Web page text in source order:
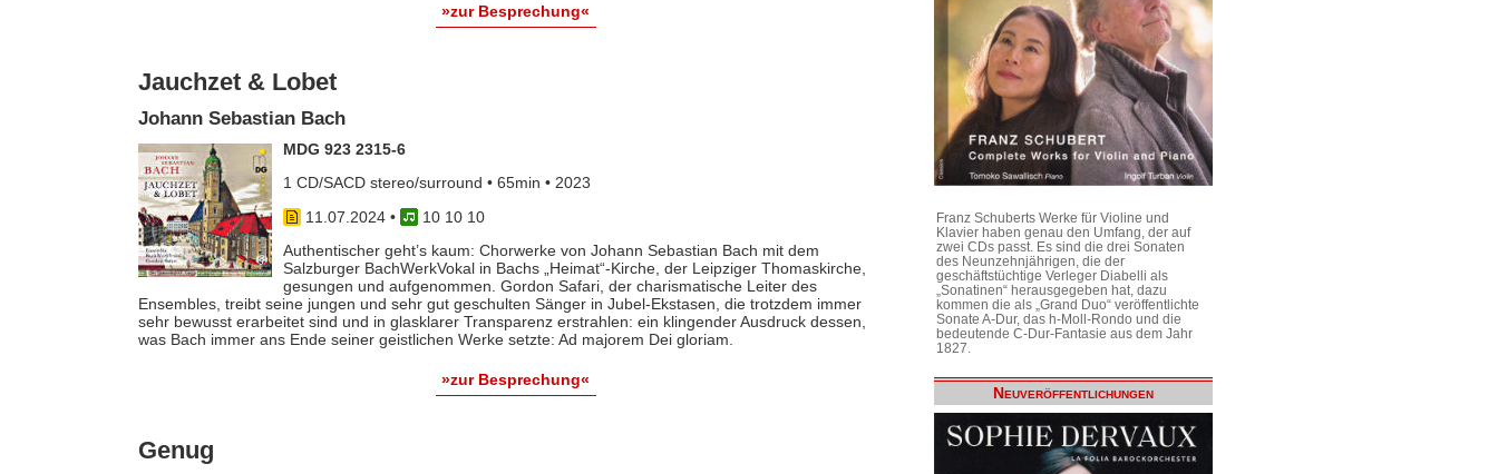
»zur Besprechung«
Jauchzet & Lobet
Johann Sebastian Bach
MDG 923 2315-6
1 CD/SACD stereo/surround • 65min • 2023
11.07.2024•
10 10 10
Authentischer geht’s kaum: Chorwerke von Johann Sebastian Bach mit dem
Salzburger BachWerkVokal in Bachs „Heimat“-Kirche, der Leipziger Thomaskirche,
gesungen und aufgenommen. Gordon Safari, der charismatische Leiter des
Ensembles, treibt seine jungen und sehr gut geschulten Sänger in Jubel-Ekstasen, die trotzdem immer
sehr bewusst erarbeitet sind und in glasklarer Transparenz erstrahlen: ein klingender Ausdruck dessen,
was Bach immer ans Ende seiner geistlichen Werke setzte: Ad majorem Dei gloriam.
»zur Besprechung«
Genug
Franz Schuberts Werke für Violine und
Klavier haben genau den Umfang, der auf
zwei CDs passt. Es sind die drei Sonaten
des Neunzehnjährigen, die der
geschäftstüchtige Verleger Diabelli als
„Sonatinen“ herausgegeben hat, dazu
kommen die als „Grand Duo“ veröffentlichte
Sonate A-Dur, das h-Moll-Rondo und die
bedeutende C-Dur-Fantasie aus dem Jahr
1827.
Neuveröffentlichungen